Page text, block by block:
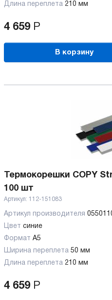
Длина переплета 210 мм
4 659 Р
В корзину
Термокорешки COPY
100 шт
Артикул: 112-151083
Артикул производителя
Цвет синие
Формат A5
Ширина переплета 50 мм
Длина переплета 210 мм
4 659 Р